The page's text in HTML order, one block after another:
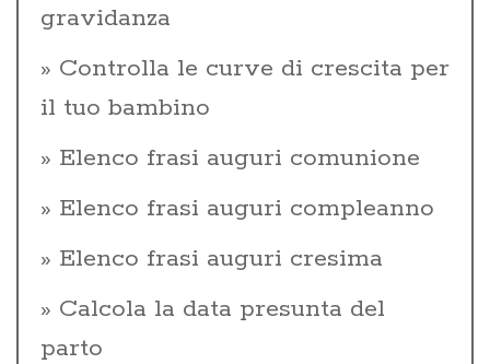
gravidanza
Controlla le curve di crescita per
il tuo bambino
Elenco frasi auguri comunione
Elenco frasi auguri compleanno
Elenco frasi auguri cresima
Calcola la data presunta del
parto